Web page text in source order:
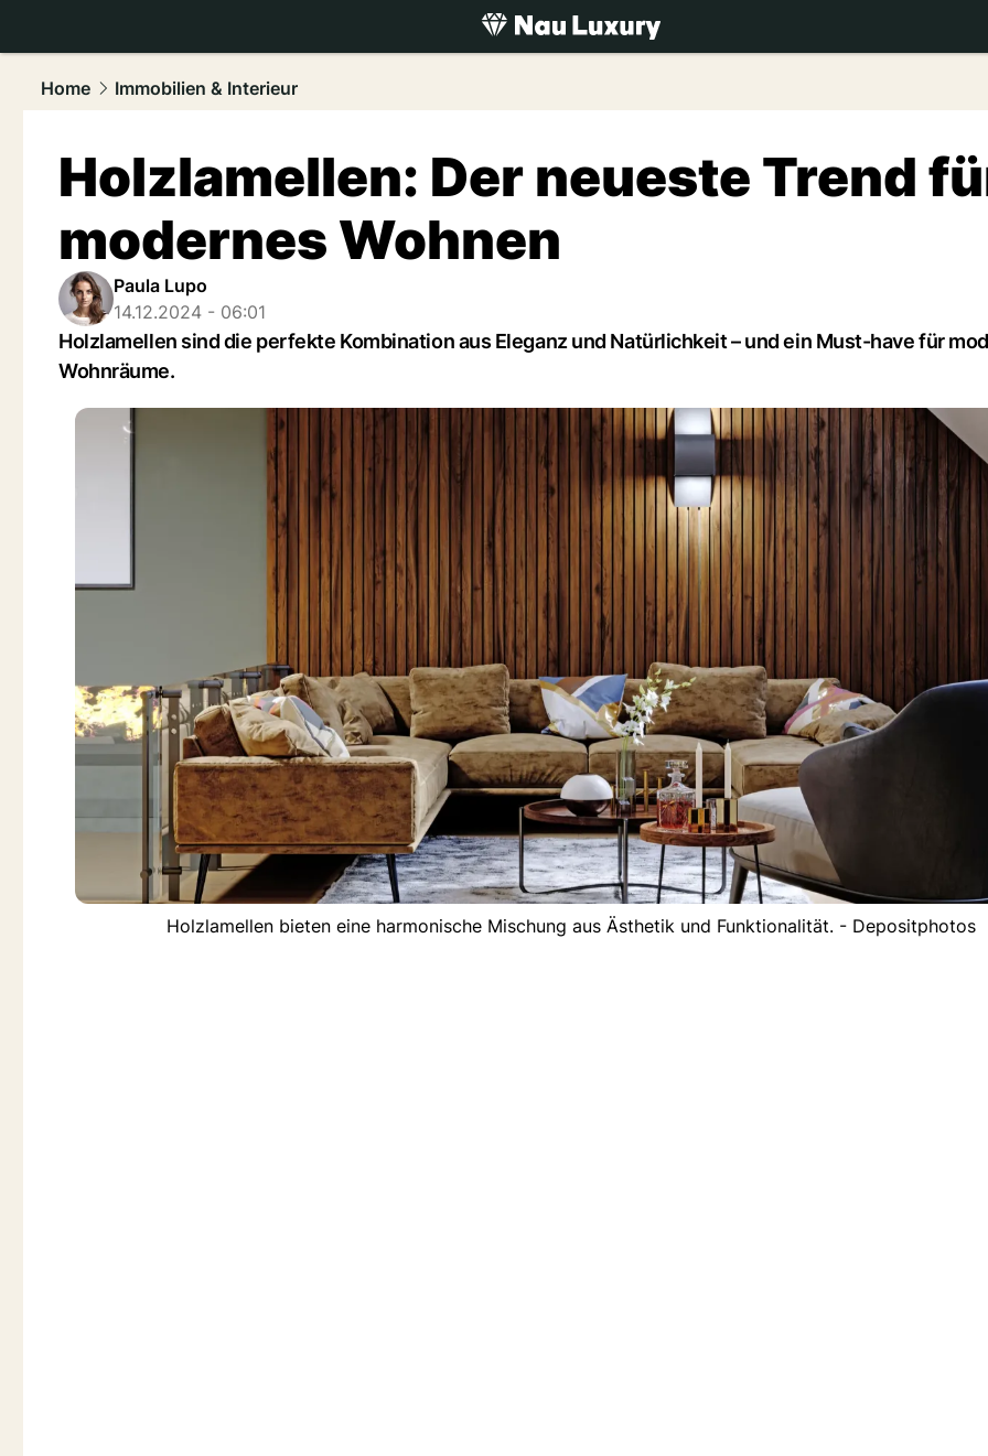
luxury.NAU.ch
Home
Immobilien & Interieur
Holzlamellen: Der neueste Trend
modernes Wohnen
Paula Lupo
14.12.2024 - 06:01
Holzlamellen sind die perfekte Kombination aus Eleganz und Natürlichkeit – und ein Must-have für
Wohnräume.
Holzlamellen bieten eine harmonische Mischung aus Ästhetik und Funktionalität. - Depositphotos